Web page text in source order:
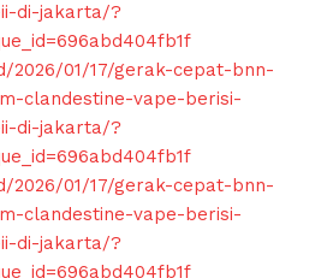
di-jakarta/?
2026/01/17/gerak-cepat-bnn-
clandestine-vape-berisi-
di-jakarta/?
2026/01/17/gerak-cepat-bnn-
clandestine-vape-berisi-
di-jakarta/?